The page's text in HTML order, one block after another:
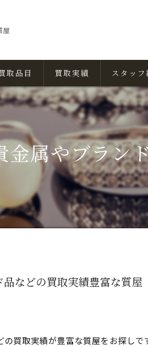
屋
取品目 買取実績 スタッフ
金属やブラン
などの買取実績豊富な質屋
の買取実績が豊富な質屋をお探し